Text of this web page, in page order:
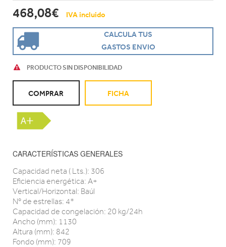
468,08€ IVA incluido
CALCULA TUS
GASTOS ENVIO
PRODUCTO SIN DISPONIBILIDAD
COMPRAR FICHA
CARACTERÍSTICAS GENERALES
Capacidad neta ( Lts.): 306
Eficiencia energética: A+
Vertical/Horizontal: Baúl
Nº de estrellas: 4*
Capacidad de congelación: 20 kg/24h
Ancho (mm): 1130
Altura (mm): 842
Fondo (mm): 709